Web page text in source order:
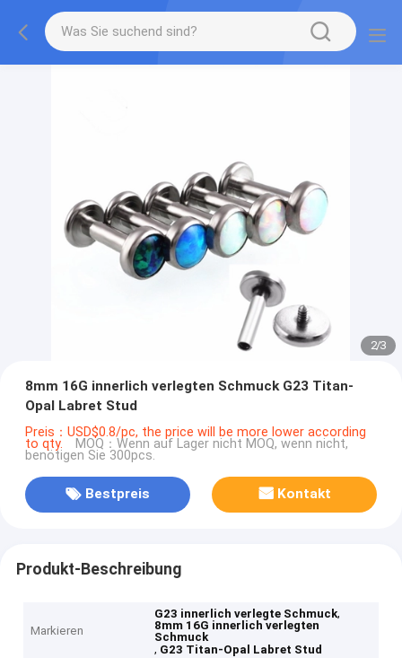
2/3
8mm 16G innerlich verlegten Schmuck G23 Titan-
Opal Labret Stud
Preis：USD$0.8/pc, the price will be more lower according
to qty. MOQ：Wenn auf Lager nicht MOQ, wenn nicht,
benötigen Sie 300pcs.
Bestpreis Kontakt
Produkt-Beschreibung
Markieren
G23 innerlich verlegte Schmuck,
8mm 16G innerlich verlegten
Schmuck
, G23 Titan-Opal Labret Stud